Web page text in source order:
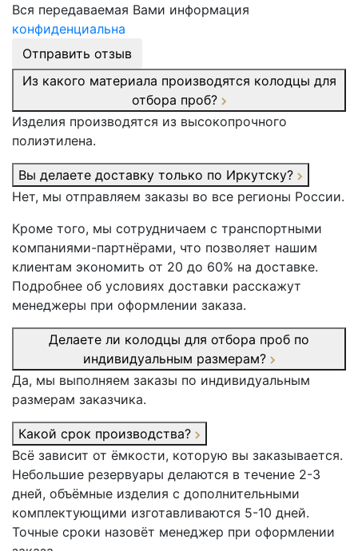
Вся передаваемая Вами информация
конфиденциальна
Отправить отзыв
Из какого материала производятся колодцы для
отбора проб?
Изделия производятся из высокопрочного
полиэтилена.
Вы делаете доставку только по Иркутску?
Нет, мы отправляем заказы во все регионы России.
Кроме того, мы сотрудничаем с транспортными
компаниями-партнёрами, что позволяет нашим
клиентам экономить от 20 до 60% на доставке.
Подробнее об условиях доставки расскажут
менеджеры при оформлении заказа.
Делаете ли колодцы для отбора проб по
индивидуальным размерам?
Да, мы выполняем заказы по индивидуальным
размерам заказчика.
Какой срок производства?
Всё зависит от ёмкости, которую вы заказывается.
Небольшие резервуары делаются в течение 2-3
дней, объёмные изделия с дополнительными
комплектующими изготавливаются 5-10 дней.
Точные сроки назовёт менеджер при оформлении